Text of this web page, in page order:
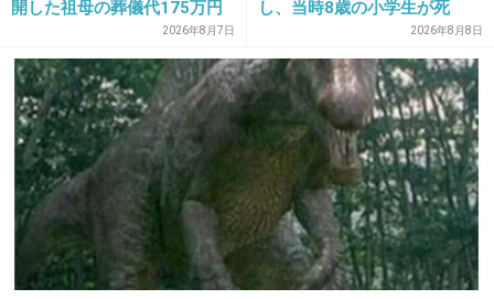
31. 匿名 2013/11/26(火) 21:50:41
大人なのにメリーゴーランド的なものに魅力を
感じて乗りたくなる。
私だけかなｗｗｗｗ
+69 -8
開した祖母の葬儀代175万円
2026年8月7日
し、当時8歳の小学生が死
亡 イベントの引率責任者の
町職員を「減給」の懲戒処
分 児童の両親は「軽過ぎ
る」「全く納得できない」
島根県邑南町
2026年8月8日